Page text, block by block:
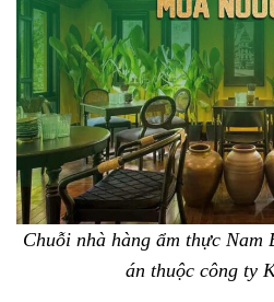
Chuỗi nhà hàng ẩm thực
án thuộc công ty